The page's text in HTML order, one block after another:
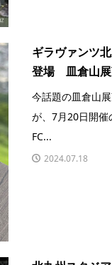
ギラヴァンツ
登場 皿倉山
今話題の皿倉山
が、7月20日開
FC...
2024.07.18